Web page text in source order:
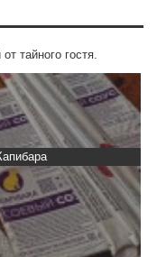
тайного гостя.